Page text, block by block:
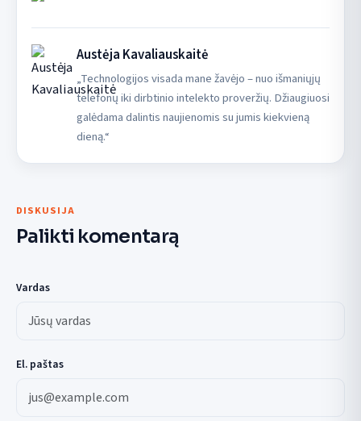
Austėja Kavaliauskaitė
„Technologijos visada mane žavėjo – nuo išmaniųjų
telefonų iki dirbtinio intelekto proveržių. Džiaugiuosi
galėdama dalintis naujienomis su jumis kiekvieną
dieną.“
DISKUSIJA
Palikti komentarą
Vardas
El. paštas